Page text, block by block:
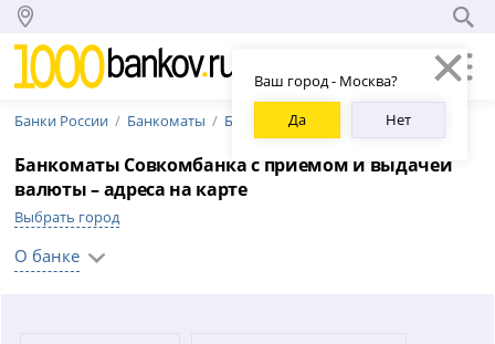
Ваш город - Москва?
Да
Нет
Банки России Банкоматы Банкоматы Совкомбанка
Банкоматы Совкомбанка с приемом и выдачей
валюты – адреса на карте
Выбрать город
О банке